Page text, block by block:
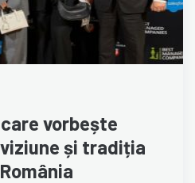
vorbește
și tradiția